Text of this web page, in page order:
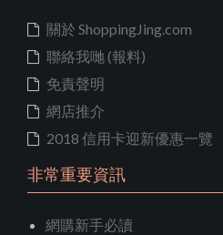
關於 ShoppingJing.com
聯絡我哋 (報料)
免責聲明
網店推介
2018 信用卡迎新優惠一覽
非常重要資訊
網購新手必讀